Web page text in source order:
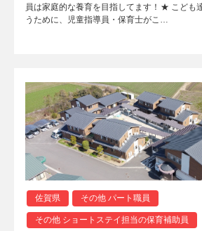
員は家庭的な養育を目指してます！★ こども
うために、児童指導員・保育士がこ…
佐賀県 その他 パート職員
その他 ショートステイ担当の保育補助員